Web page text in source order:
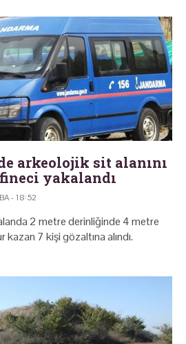
arkeolojik sit alanını
yakalandı
- 18:52
2 metre derinliğinde 4 metre
7 kişi gözaltına alındı.